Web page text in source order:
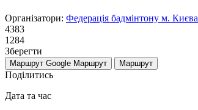
Організатори: Федерація бадмінтону м. Києва
4383
1284
Зберегти
Маршрут Google Маршрут Маршрут
Поділитись
Дата та час